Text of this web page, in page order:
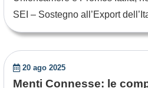
SEI – Sostegno all’Export
20 ago 2025
Menti Connesse: le